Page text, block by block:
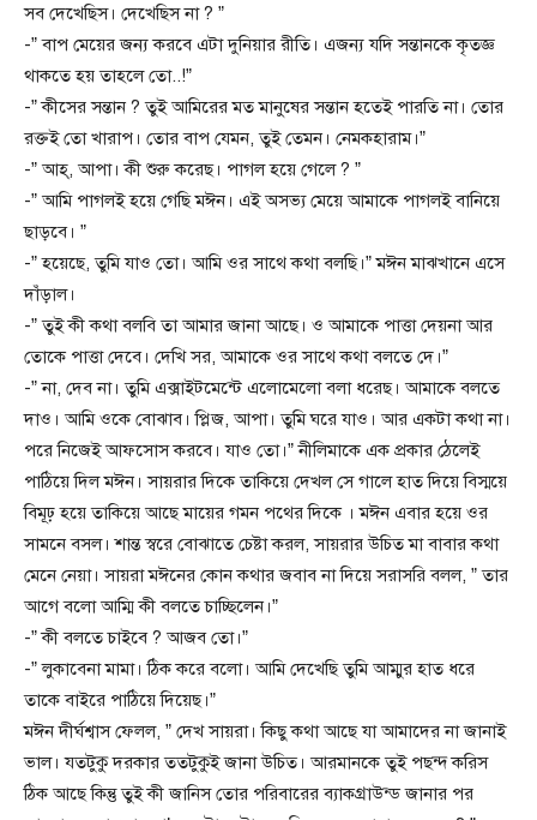
সব দেখেছিস। দেখেছিস না ? ”
-” বাপ মেয়ের জন্য করবে এটা দুনিয়ার রীতি। এজন্য যদি সন্তানকে কৃতজ্ঞ
থাকতে হয় তাহলে তো..!”
-” কীসের সন্তান ? তুই আমিরের মত মানুষের সন্তান হতেই পারতি না। তোর
রক্তই তো খারাপ। তোর বাপ যেমন, তুই তেমন। নেমকহারাম।”
-” আহ্, আপা। কী শুরু করেছ। পাগল হয়ে গেলে ? ”
-” আমি পাগলই হয়ে গেছি মঈন। এই অসভ্য মেয়ে আমাকে পাগলই বানিয়ে
ছাড়বে। ”
-” হয়েছে, তুমি যাও তো। আমি ওর সাথে কথা বলছি।” মঈন মাঝখানে এসে
দাঁড়াল।
-” তুই কী কথা বলবি তা আমার জানা আছে। ও আমাকে পাত্তা দেয়না আর
তোকে পাত্তা দেবে। দেখি সর, আমাকে ওর সাথে কথা বলতে দে।”
-” না, দেব না। তুমি এক্সাইটমেন্টে এলোমেলো বলা ধরেছ। আমাকে বলতে
দাও। আমি ওকে বোঝাব। প্লিজ, আপা। তুমি ঘরে যাও। আর একটা কথা না।
পরে নিজেই আফসোস করবে। যাও তো।” নীলিমাকে এক প্রকার ঠেলেই
পাঠিয়ে দিল মঈন। সায়রার দিকে তাকিয়ে দেখল সে গালে হাত দিয়ে বিস্ময়ে
বিমূঢ় হয়ে তাকিয়ে আছে মায়ের গমন পথের দিকে । মঈন এবার হয়ে ওর
সামনে বসল। শান্ত স্বরে বোঝাতে চেষ্টা করল, সায়রার উচিত মা বাবার কথা
মেনে নেয়া। সায়রা মঈনের কোন কথার জবাব না দিয়ে সরাসরি বলল, ” তার
আগে বলো আম্মি কী বলতে চাচ্ছিলেন।”
-” কী বলতে চাইবে ? আজব তো।”
-” লুকাবেনা মামা। ঠিক করে বলো। আমি দেখেছি তুমি আম্মুর হাত ধরে
তাকে বাইরে পাঠিয়ে দিয়েছ।”
মঈন দীর্ঘশ্বাস ফেলল, ” দেখ সায়রা। কিছু কথা আছে যা আমাদের না জানাই
ভাল। যতটুকু দরকার ততটুকুই জানা উচিত। আরমানকে তুই পছন্দ করিস
ঠিক আছে কিন্তু তুই কী জানিস তোর পরিবারের ব্যাকগ্রাউন্ড জানার পর